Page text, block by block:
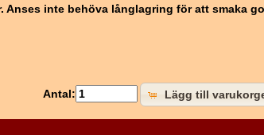
Anses inte behöva långlagring för att smaka
Lägg till
Antal: